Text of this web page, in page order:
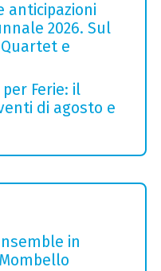
anticipazioni
2026. Sul
e
Ferie: il
di agosto e
in